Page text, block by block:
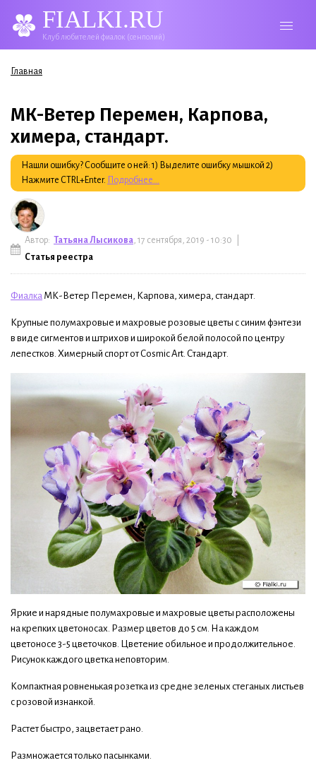
FIALKI.RU
Клуб любителей фиалок (сенполий)
Вы здесь
Главная
МК-Ветер Перемен, Карпова,
химера, стандарт.
Нашли ошибку? Сообщите о ней: 1) Выделите ошибку мышкой 2)
Нажмите CTRL+Enter. Подробнее...
Автор: Татьяна Лысикова, 17 сентября, 2019 - 10:30 |
Статья реестра
Фиалка МК-Ветер Перемен, Карпова, химера, стандарт.
Крупные полумахровые и махровые розовые цветы с синим фэнтези
в виде сигментов и штрихов и широкой белой полосой по центру
лепестков. Химерный спорт от Cosmic Art. Стандарт.
Яркие и нарядные полумахровые и махровые цветы расположены
на крепких цветоносах. Размер цветов до 5 см. На каждом
цветоносе 3-5 цветочков. Цветение обильное и продолжительное.
Рисунок каждого цветка неповторим.
Компактная ровненькая розетка из средне зеленых стеганых листьев
с розовой изнанкой.
Растет быстро, зацветает рано.
Размножается только пасынками.